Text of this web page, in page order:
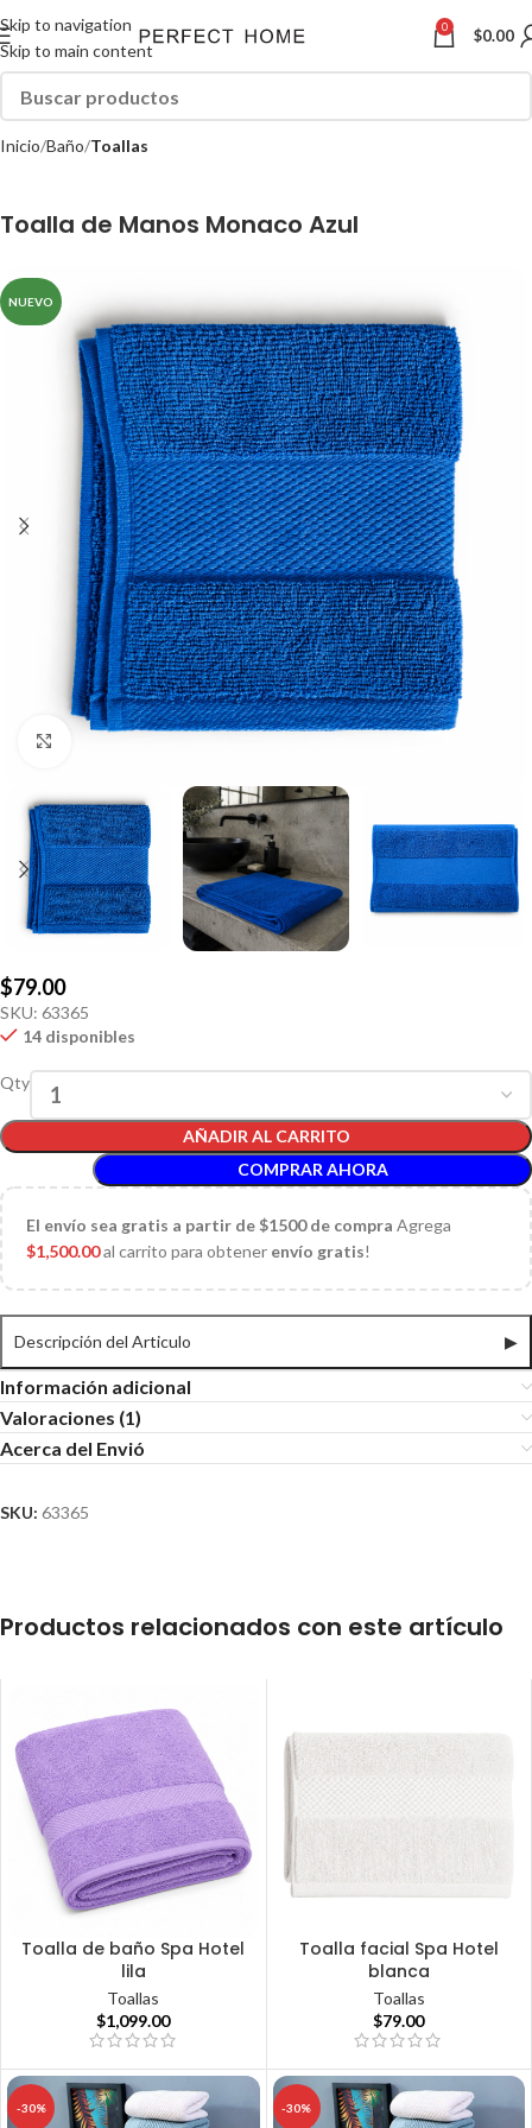
Skip to navigation
Skip to main content
0 $0.00
Inicio Baño Toallas
Toalla de Manos Monaco Azul
NUEVO
$79.00
SKU: 63365
14 disponibles
Qty
AÑADIR AL CARRITO
COMPRAR AHORA
El envío sea gratis a partir de $1500 de compra Agrega
$1,500.00al carrito para obtener envío gratis!
Descripción del Articulo ▶
Información adicional
Valoraciones (1)
Acerca del Envió
SKU: 63365
Productos relacionados con este artículo
Toalla de baño Spa Hotel
lila
Toallas
$1,099.00
Toalla facial Spa Hotel
blanca
Toallas
$79.00
-30% -30%